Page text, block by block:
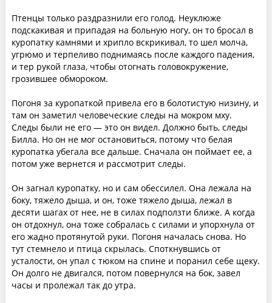
Птенцы только раздразнили его голод. Неуклюже
подскакивая и припадая на больную ногу, он то бросал в
куропатку камнями и хрипло вскрикивал, то шел молча,
угрюмо и терпеливо поднимаясь после каждого падения,
и тер рукой глаза, чтобы отогнать головокружение,
грозившее обмороком.
Погоня за куропаткой привела его в болотистую низину, и
там он заметил человеческие следы на мокром мху.
Следы были не его — это он видел. Должно быть, следы
Билла. Но он не мог остановиться, потому что белая
куропатка убегала все дальше. Сначала он поймает ее, а
потом уже вернется и рассмотрит следы.
Он загнал куропатку, но и сам обессилел. Она лежала на
боку, тяжело дыша, и он, тоже тяжело дыша, лежал в
десяти шагах от нее, не в силах подползти ближе. А когда
он отдохнул, она тоже собралась с силами и упорхнула от
его жадно протянутой руки. Погоня началась снова. Но
тут стемнело и птица скрылась. Споткнувшись от
усталости, он упал с тюком на спине и поранил себе щеку.
Он долго не двигался, потом повернулся на бок, завел
часы и пролежал так до утра.